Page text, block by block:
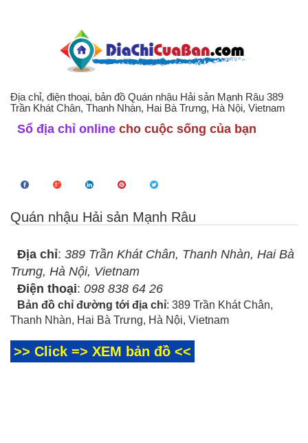
Địa chỉ, điện thoại, bản đồ Quán nhậu Hải sản Mạnh Râu 389
Trần Khát Chân, Thanh Nhàn, Hai Bà Trưng, Hà Nội, Vietnam
Sổ địa chỉ online cho cuộc sống của bạn
Quán nhậu Hải sản Mạnh Râu
Địa chỉ: 389 Trần Khát Chân, Thanh Nhàn, Hai Bà
Trưng, Hà Nội, Vietnam
Điện thoại: 098 838 64 26
Bản đồ chỉ đường tới địa chỉ: 389 Trần Khát Chân,
Thanh Nhàn, Hai Bà Trưng, Hà Nội, Vietnam
>> Click => XEM bản đồ <<